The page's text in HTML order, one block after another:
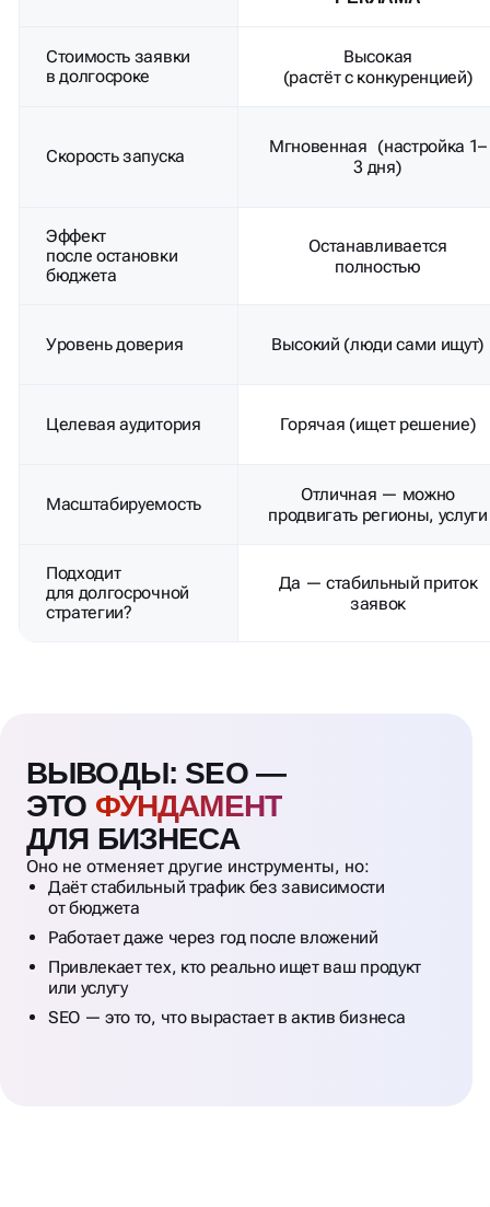
Стоимость заявки
в долгосроке
Высокая
(растёт с конкуренцией)
Скорость запуска
Мгновенная (настройка 1–
3 дня)
Эффект
после остановки
бюджета
Останавливается
полностью
Уровень доверия Высокий (люди сами ищут)
Целевая аудитория Горячая (ищет решение)
Масштабируемость
Отличная — можно
продвигать регионы, услуги
Подходит
для долгосрочной
стратегии?
Да — стабильный приток
заявок
ВЫВОДЫ: SEO —
ЭТО ФУНДАМЕНТ
ДЛЯ БИЗНЕСА
Оно не отменяет другие инструменты, но:
Даёт стабильный трафик без зависимости
от бюджета
Работает даже через год после вложений
Привлекает тех, кто реально ищет ваш продукт
или услугу
SEO — это то, что вырастает в актив бизнеса